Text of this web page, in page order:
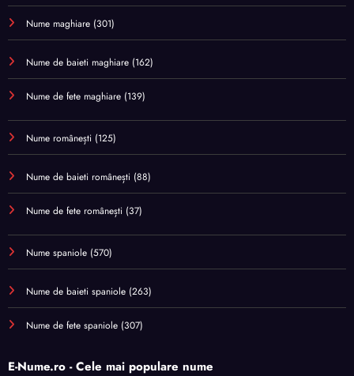
Nume maghiare (301)
Nume de baieti maghiare (162)
Nume de fete maghiare (139)
Nume românești (125)
Nume de baieti românești (88)
Nume de fete românești (37)
Nume spaniole (570)
Nume de baieti spaniole (263)
Nume de fete spaniole (307)
E-Nume.ro - Cele mai populare nume